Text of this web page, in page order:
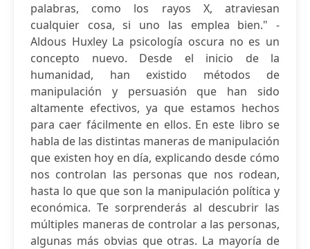
palabras, como los rayos X, atraviesan
cualquier cosa, si uno las emplea bien." -
Aldous Huxley La psicología oscura no es un
concepto nuevo. Desde el inicio de la
humanidad, han existido métodos de
manipulación y persuasión que han sido
altamente efectivos, ya que estamos hechos
para caer fácilmente en ellos. En este libro se
habla de las distintas maneras de manipulación
que existen hoy en día, explicando desde cómo
nos controlan las personas que nos rodean,
hasta lo que que son la manipulación política y
económica. Te sorprenderás al descubrir las
múltiples maneras de controlar a las personas,
algunas más obvias que otras. La mayoría de